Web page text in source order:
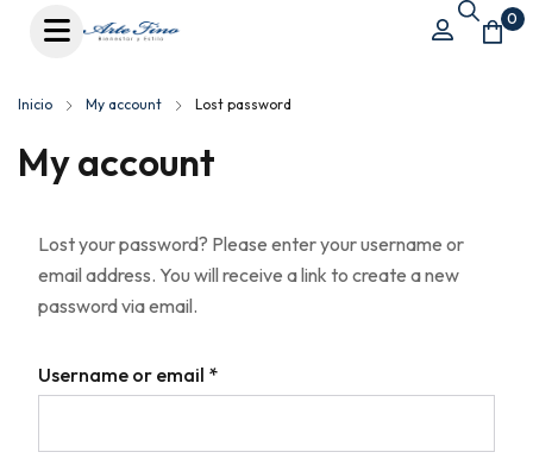
0
Inicio My account Lost password
My account
Lost your password? Please enter your username or
email address. You will receive a link to create a new
password via email.
Username or email *